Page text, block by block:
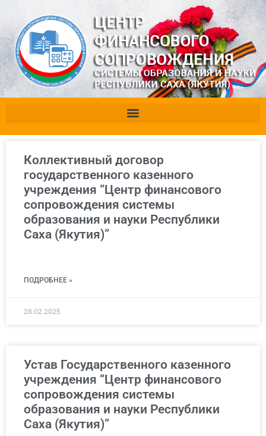
Коллективный договор
государственного казенного
учреждения “Центр финансового
сопровождения системы
образования и науки Республики
Саха (Якутия)”
ПОДРОБНЕЕ »
28.02.2025
Устав Государственного казенного
учреждения “Центр финансового
сопровождения системы
образования и науки Республики
Саха (Якутия)”